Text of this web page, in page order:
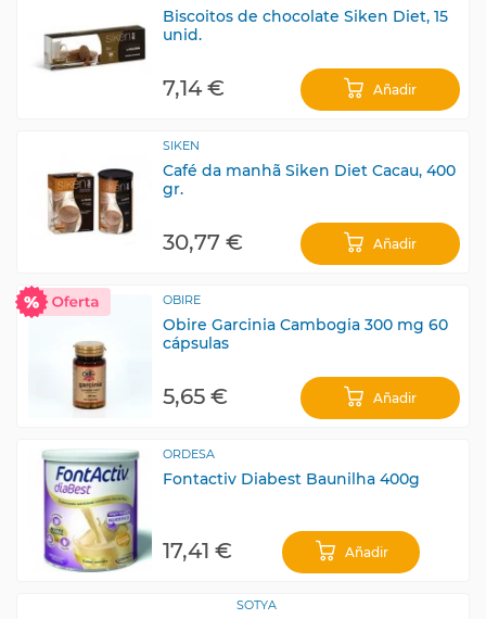
Biscoitos de chocolate Siken Diet, 15
unid.
7,14 € Añadir
SIKEN
Café da manhã Siken Diet Cacau, 400
gr.
30,77 € Añadir
OBIRE
Obire Garcinia Cambogia 300 mg 60
cápsulas
5,65 € Añadir
ORDESA
Fontactiv Diabest Baunilha 400g
17,41 € Añadir
SOTYA